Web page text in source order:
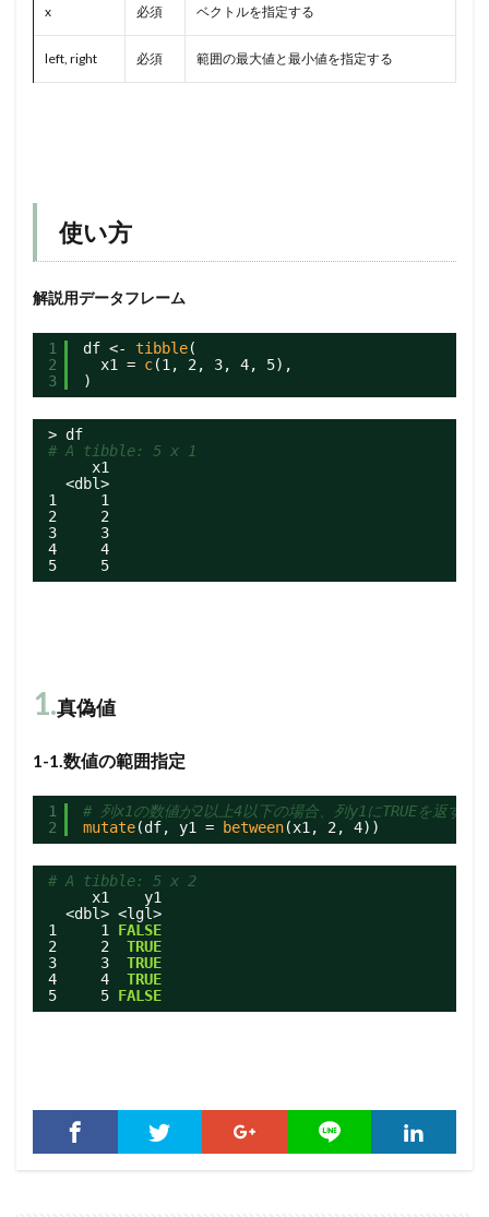
x 必須 ベクトルを指定する
left, right 必須 範囲の最大値と最小値を指定する
使い方
解説用データフレーム
1
2
3
df <- tibble(
x1 = c(1, 2, 3, 4, 5),
)
> df
# A tibble: 5 x 1
x1
<dbl>
1     1
2     2
3     3
4     4
5     5
1.真偽値
1-1.数値の範囲指定
1
2
# 列x1の数値が2以上4以下の場合、列y1にTRUEを返す
mutate(df, y1 = between(x1, 2, 4))
# A tibble: 5 x 2
x1    y1
<dbl> <lgl>
1     1 FALSE
2     2 TRUE
3     3 TRUE
4     4 TRUE
5     5 FALSE